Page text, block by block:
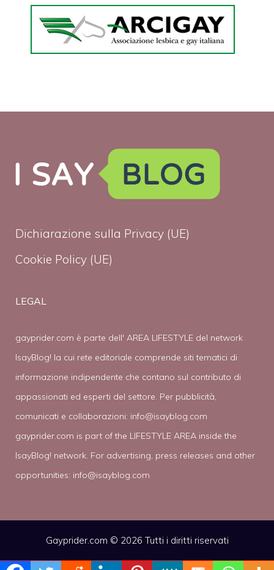
Dichiarazione sulla Privacy (UE)
Cookie Policy (UE)
LEGAL
gayprider.com è parte dell' AREA LIFESTYLE del network
IsayBlog! la cui rete editoriale comprende siti tematici di
informazione indipendente che contano sul contributo di
appassionati ed esperti del settore. Per pubblicità,
comunicati e collaborazioni: info@isayblog.com
gayprider.com is part of the LIFESTYLE AREA inside the
IsayBlog! network. For advertising, press releases and other
opportunities: info@isayblog.com
Gayprider.com © 2026 Tutti i diritti riservati